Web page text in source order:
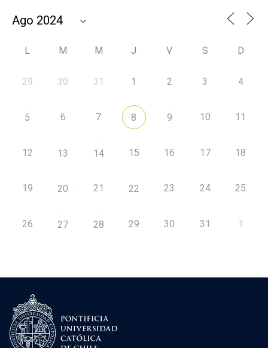
L M M J V S D
29 30 31 1 2 3 4
5 6 7 8 9 10 11
12 13 14 15 16 17 18
19 20 21 22 23 24 25
26 27 28 29 30 31 1